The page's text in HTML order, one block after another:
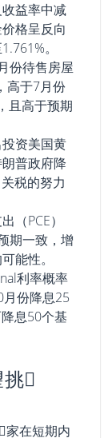
益率中减
格呈反向
。
份待售房屋
高于7月份
且高于预期
资美国黄
普政府降
税的努力
（PCE）
期一致，增
能性。
利率概率
份降息25
息50个基
𢧐
家在短期内